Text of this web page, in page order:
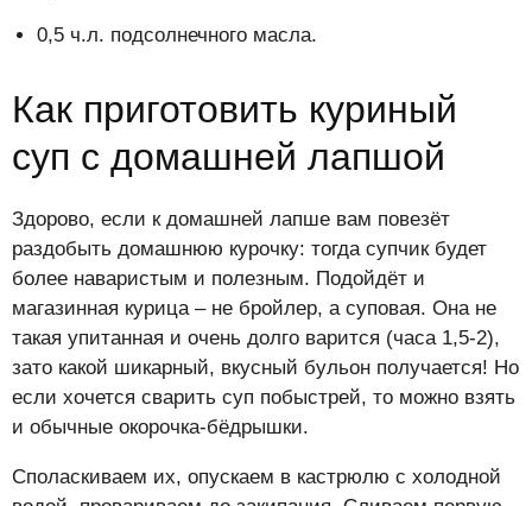
0,5 ч.л. подсолнечного масла.
Как приготовить куриный
суп с домашней лапшой
Здорово, если к домашней лапше вам повезёт
раздобыть домашнюю курочку: тогда супчик будет
более наваристым и полезным. Подойдёт и
магазинная курица – не бройлер, а суповая. Она не
такая упитанная и очень долго варится (часа 1,5-2),
зато какой шикарный, вкусный бульон получается! Но
если хочется сварить суп побыстрей, то можно взять
и обычные окорочка-бёдрышки.
Споласкиваем их, опускаем в кастрюлю с холодной